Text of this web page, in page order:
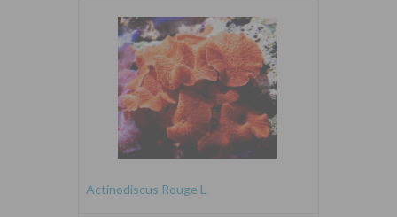
Actinodiscus Rouge L